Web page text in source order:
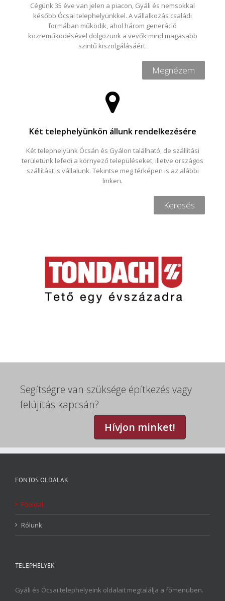
Cégünk 35 éve van jelen a piacon, Gyáli és nemsokkal
később Ócsai telephelyünkkel. A vállalkozás családi
formában működik, ahol három generáció
közreműködésével dolgozunk a vevők mind magasabb
szintű kiszolgálásáért.
Megnézem
Két telephelyünkön állunk rendelkezésére
Két telephelyünk Ócsán és Gyálon található, de szállítási
területünk lefedi a környező településeket, illetve országos
szállítást is vállalunk. Tekintse meg térképen is az alábbi
linken.
Keresés
Segítségre van szüksége építkezés vagy
felújítás kapcsán?
Hívjon minket!
FONTOS OLDALAK
Főoldal
Rólunk
TELEPHELYEK
Gyáli és Ócsai telephelyeink oldalait megtalálja a főmenüben.